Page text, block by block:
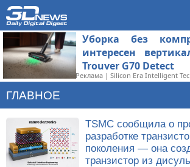
Уборка без
интересен
Trouver G70 Detect
Реклама | Silicon Era Intelligent
ГЛАВНОЕ
TSMC сообщила о
разработке
поколения — она
транзистор из